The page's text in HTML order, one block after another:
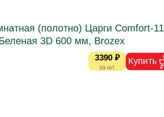
(полотно) Царги Comfort-11
3D 600 мм, Brozex
3390 ₽